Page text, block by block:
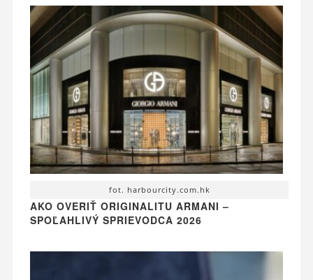
fot. harbourcity.com.hk
AKO OVERIŤ ORIGINALITU ARMANI –
SPOĽAHLIVÝ SPRIEVODCA 2026